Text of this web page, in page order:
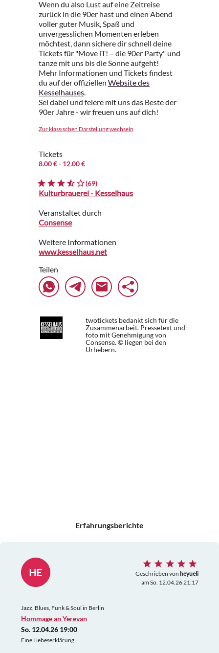
Wenn du also Lust auf eine Zeitreise
zurück in die 90er hast und einen Abend
voller guter Musik, Spaß und
unvergesslichen Momenten erleben
möchtest, dann sichere dir schnell deine
Tickets für "Move iT! – die 90er Party" und
tanze mit uns bis die Sonne aufgeht!
Mehr Informationen und Tickets findest
du auf der offiziellen Website des
Kesselhauses.
Sei dabei und feiere mit uns das Beste der
90er Jahre - wir freuen uns auf dich!
Zur klassischen Darstellung wechseln
Tickets
8.00 €- 12.00 €
(69)
Kulturbrauerei - Kesselhaus
Veranstaltet durch
Consense
Weitere Informationen
www.kesselhaus.net
Teilen
twotickets bedankt sich für die
Zusammenarbeit. Pressetext und -
foto mit Genehmigung von
Consense. © liegen bei den
Urhebern.
Erfahrungsberichte
HE Geschrieben von heyueli
am So. 12.04.26 21:17
Jazz, Blues, Funk & Soul in Berlin
Hommage an Yerevan
So. 12.04.26 19:00
Eine Liebeserklärung